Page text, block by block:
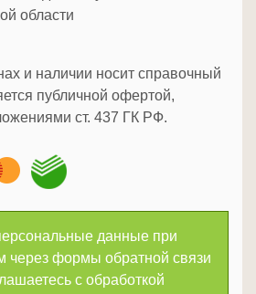
области
и наличии носит справочный
публичной офертой,
ст. 437 ГК РФ.
данные при
через формы обратной связи
с обработкой